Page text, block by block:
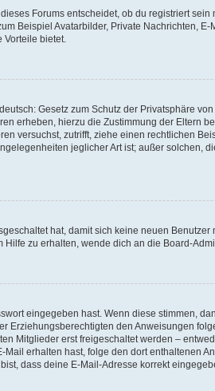
Forums entscheidet, ob du registriert
Beispiel Avatarbilder, Private Nachrichten,
bietet.
Gesetz zum Schutz der Privatsphäre
erheben, hierzu die Zustimmung der Eltern
versuchst, zutrifft, ziehe einen rechtlichen
jeglicher Art ist; außer solchen,
hat, damit sich keine neuen
zu erhalten, wende dich an die Board-
eingegeben hast. Wenn diese stimmen,
Erziehungsberechtigten den Anweisungen
Mitglieder erst freigeschaltet werden –
erhalten hast, folge den dort enthaltenen
dass deine E-Mail-Adresse korrekt